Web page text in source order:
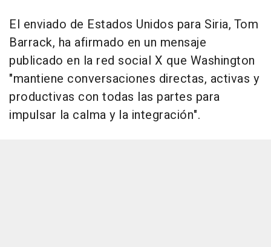
El enviado de Estados Unidos para Siria, Tom
Barrack, ha afirmado en un mensaje
publicado en la red social X que Washington
"mantiene conversaciones directas, activas y
productivas con todas las partes para
impulsar la calma y la integración".